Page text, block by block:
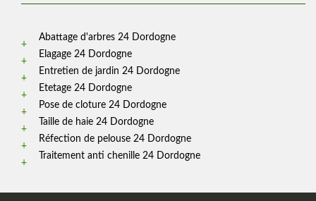
Abattage d'arbres 24 Dordogne
Elagage 24 Dordogne
Entretien de jardin 24 Dordogne
Etetage 24 Dordogne
Pose de cloture 24 Dordogne
Taille de haie 24 Dordogne
Réfection de pelouse 24 Dordogne
Traitement anti chenille 24 Dordogne